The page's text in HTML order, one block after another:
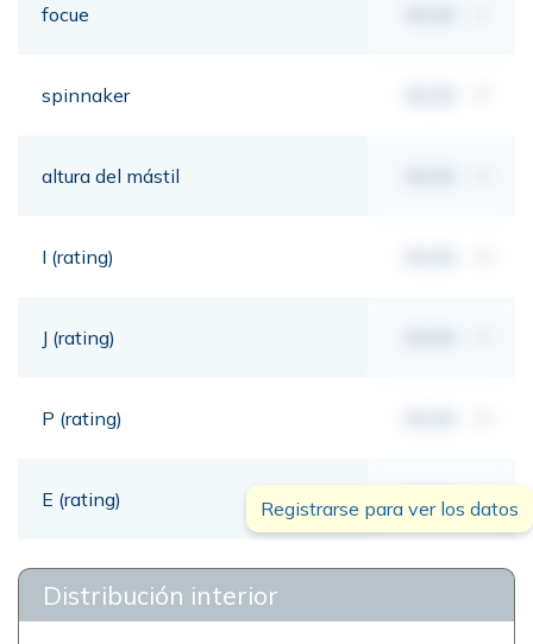
focue
spinnaker
altura del mástil
I (rating)
J (rating)
P (rating)
E (rating) 00,00 mt
Registrarse para ver los datos
Distribución interior